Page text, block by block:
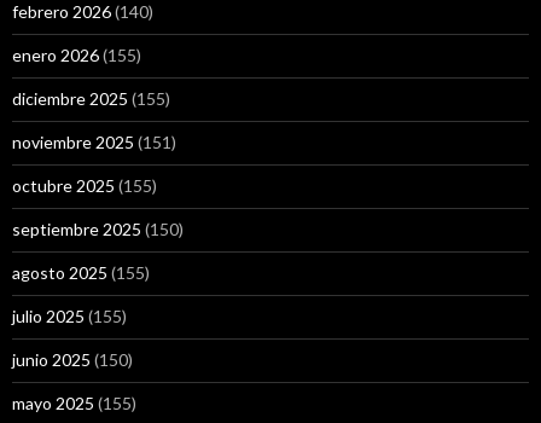
febrero 2026(140)
enero 2026(155)
diciembre 2025 (155)
noviembre 2025 (151)
octubre 2025 (155)
septiembre 2025 (150)
agosto 2025 (155)
julio 2025 (155)
junio 2025 (150)
mayo 2025 (155)